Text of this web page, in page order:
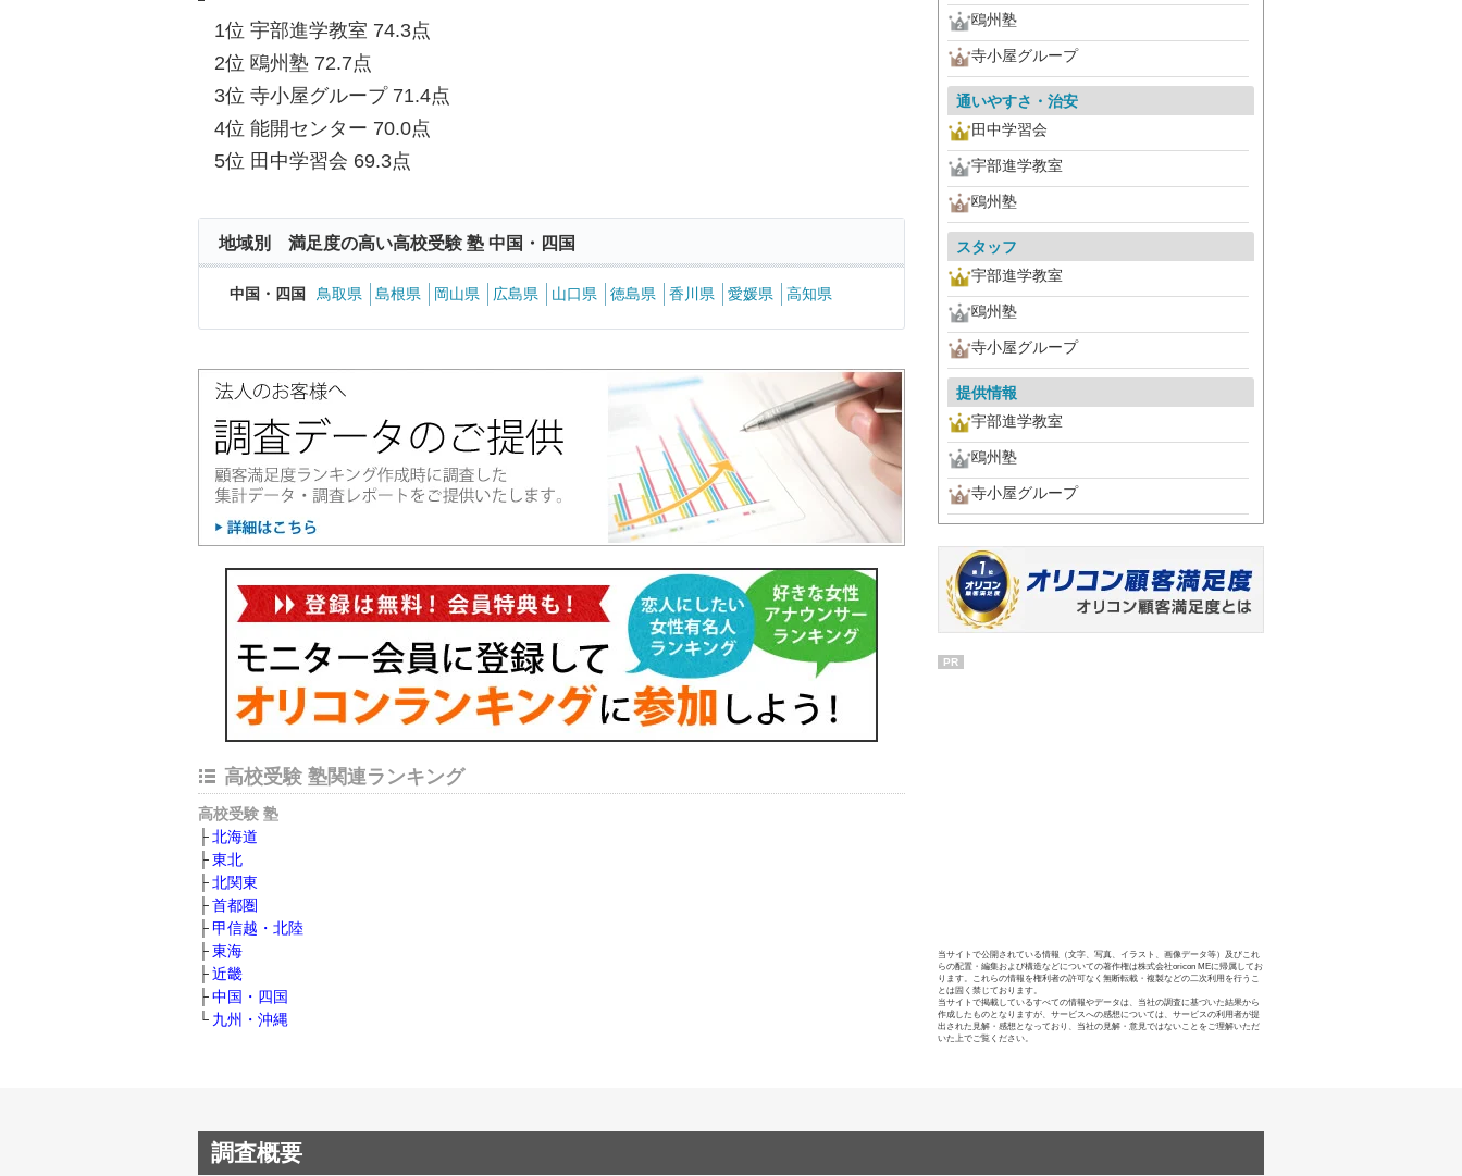
1位 宇部進学教室 74.3点
2位 鴎州塾 72.7点
3位 寺小屋グループ 71.4点
4位 能開センター 70.0点
5位 田中学習会 69.3点
地域別 満足度の高い高校受験 塾 中国・四国
中国・四国 鳥取県 島根県 岡山県 広島県 山口県 徳島県 香川県 愛媛県 高知県
高校受験 塾関連ランキング
高校受験 塾
北海道
東北
北関東
首都圏
甲信越・北陸
東海
近畿
中国・四国
九州・沖縄
鴎州塾
寺小屋グループ
通いやすさ・治安
田中学習会
宇部進学教室
鴎州塾
スタッフ
宇部進学教室
鴎州塾
寺小屋グループ
提供情報
宇部進学教室
鴎州塾
寺小屋グループ
PR
当サイトで公開されている情報（文字、写真、イラスト、画像データ等）及びこれ
らの配置・編集および構造などについての著作権は株式会社oricon MEに帰属してお
ります。これらの情報を権利者の許可なく無断転載・複製などの二次利用を行うこ
とは固く禁じております。
当サイトで掲載しているすべての情報やデータは、当社の調査に基づいた結果から
作成したものとなりますが、サービスへの感想については、サービスの利用者が提
出された見解・感想となっており、当社の見解・意見ではないことをご理解いただ
いた上でご覧ください。
調査概要